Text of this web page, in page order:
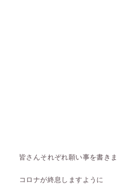
皆さんそれぞれ願い事を書きま
コロナが終息しますように